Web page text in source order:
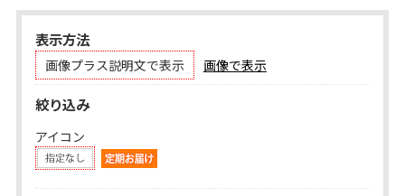
表示方法
画像プラス説明文で表示 画像で表示
絞り込み
アイコン